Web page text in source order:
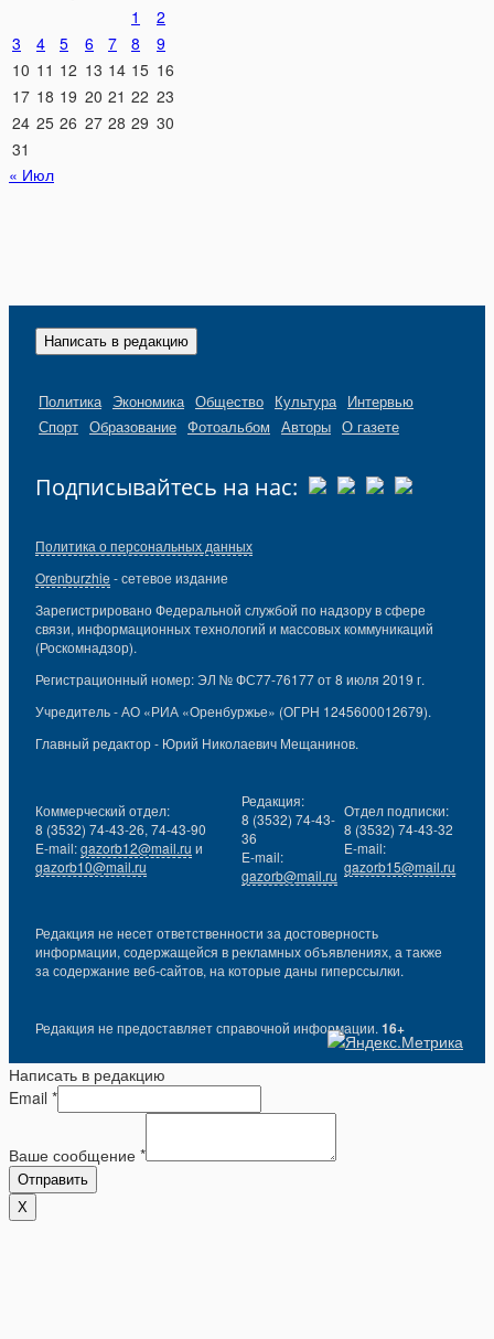
1
2
3
4 5 6 7 8
9
10 11 12 13 14 15 16
17 18 19 20 21 22 23
24 25 26 27 28 29 30
31
« Июл
Написать в редакцию
Политика Экономика Общество Культура Интервью
Спорт Образование Фотоальбом Авторы О газете
Подписывайтесь на нас:
Политика о персональных данных
Orenburzhie - сетевое издание
Зарегистрировано Федеральной службой по надзору в сфере
связи, информационных технологий и массовых коммуникаций
(Роскомнадзор).
Регистрационный номер: ЭЛ № ФС77-76177 от 8 июля 2019 г.
Учредитель - АО «РИА «Оренбуржье» (ОГРН 1245600012679).
Главный редактор - Юрий Николаевич Мещанинов.
Коммерческий отдел:
8 (3532) 74-43-26, 74-43-90
E-mail:gazorb12@mail.ru и
gazorb10@mail.ru
Редакция:
8 (3532) 74-43-
36
E-mail:
gazorb@mail.ru
Отдел подписки:
8 (3532) 74-43-32
E-mail:
gazorb15@mail.ru
Редакция не несет ответственности за достоверность
информации, содержащейся в рекламных объявлениях, а также
за содержание веб-сайтов, на которые даны гиперссылки.
Редакция не предоставляет справочной информации. 16+
Написать в редакцию
Email *
Ваше сообщение *
Отправить
X